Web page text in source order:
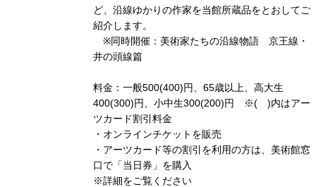
ど、沿線ゆかりの作家を当館所蔵品をとおしてご
紹介します。
※同時開催：美術家たちの沿線物語 京王線・
井の頭線篇
料金：一般500(400)円、65歳以上、高大生
400(300)円、小中生300(200)円 ※( )内はアー
ツカード割引料金
・オンラインチケットを販売
・アーツカード等の割引を利用の方は、美術館窓
口で「当日券」を購入
※詳細をご覧ください